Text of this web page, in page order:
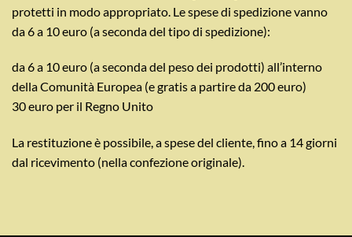
protetti in modo appropriato. Le spese di spedizione vanno
da 6 a 10 euro (a seconda del tipo di spedizione):
da 6 a 10 euro (a seconda del peso dei prodotti) all’interno
della Comunità Europea (e gratis a partire da 200 euro)
30 euro per il Regno Unito
La restituzione è possibile, a spese del cliente, fino a 14 giorni
dal ricevimento (nella confezione originale).